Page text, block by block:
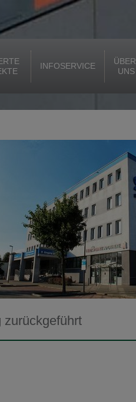
INFOSERVICE
ÜBER
UNS
zurückgeführt